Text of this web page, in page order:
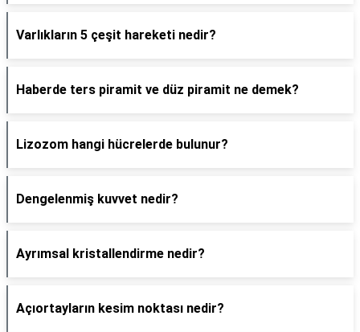
Varlıkların 5 çeşit hareketi nedir?
Haberde ters piramit ve düz piramit ne demek?
Lizozom hangi hücrelerde bulunur?
Dengelenmiş kuvvet nedir?
Ayrımsal kristallendirme nedir?
Açıortayların kesim noktası nedir?